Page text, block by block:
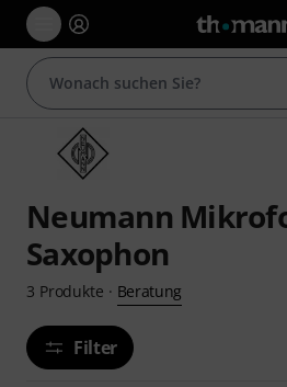
Neumann
Saxophon
3 Produkte · Beratung
Filter